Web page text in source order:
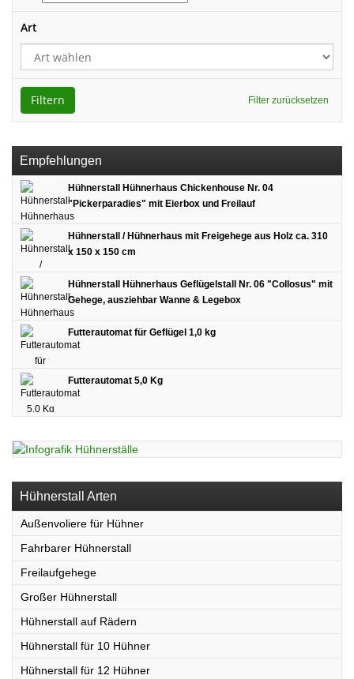
Art
Filter zurücksetzen
Filtern
Empfehlungen
Hühnerstall Hühnerhaus Chickenhouse Nr. 04
"Pickerparadies" mit Eierbox und Freilauf
Hühnerstall / Hühnerhaus mit Freigehege aus Holz ca. 310
x 150 x 150 cm
Hühnerstall Hühnerhaus Geflügelstall Nr. 06 "Collosus" mit
Gehege, ausziehbar Wanne & Legebox
Futterautomat für Geflügel 1,0 kg
Futterautomat 5,0 Kg
Hühnerstall Arten
Außenvoliere für Hühner
Fahrbarer Hühnerstall
Freilaufgehege
Großer Hühnerstall
Hühnerstall auf Rädern
Hühnerstall für 10 Hühner
Hühnerstall für 12 Hühner